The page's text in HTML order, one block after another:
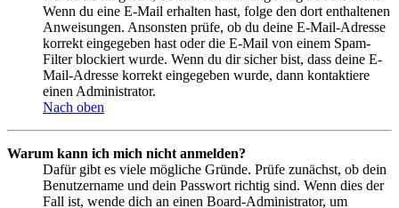
Wenn du eine E-Mail erhalten hast, folge den dort enthaltenen
Anweisungen. Ansonsten prüfe, ob du deine E-Mail-Adresse
korrekt eingegeben hast oder die E-Mail von einem Spam-
Filter blockiert wurde. Wenn du dir sicher bist, dass deine E-
Mail-Adresse korrekt eingegeben wurde, dann kontaktiere
einen Administrator.
Nach oben
Warum kann ich mich nicht anmelden?
Dafür gibt es viele mögliche Gründe. Prüfe zunächst, ob dein
Benutzername und dein Passwort richtig sind. Wenn dies der
Fall ist, wende dich an einen Board-Administrator, um